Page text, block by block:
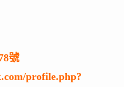
號
profile.php?